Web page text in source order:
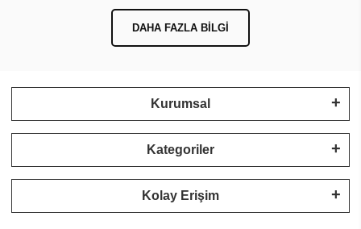
DAHA FAZLA BILGI
Kurumsal
Kategoriler
Kolay Erişim